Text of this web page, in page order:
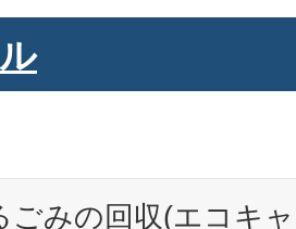
ごみの回収(エコキ